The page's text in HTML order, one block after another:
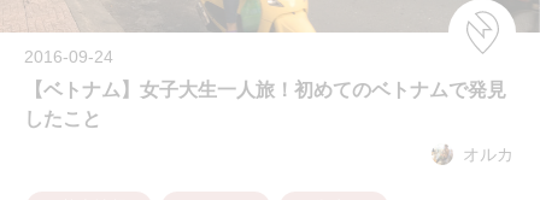
2016-09-24
【ベトナム】女子大生一人旅！初めてのベトナムで発見
したこと
オルカ